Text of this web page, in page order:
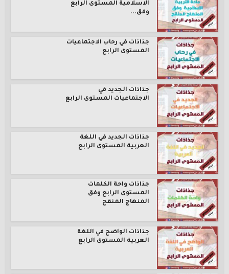
الاسلامية المستوى الرابع
وفق...
جذاذات في رحاب الاجتماعيات
المستوى الرابع
جذاذات الجديد في
الاجتماعيات المستوى الرابع
جذاذات الجديد في اللغة
العربية المستوى الرابع
جذاذات واحة الكلمات
المستوى الرابع وفق
المنهاج المنقح
جذاذات الواضح في اللغة
العربية المستوى الرابع